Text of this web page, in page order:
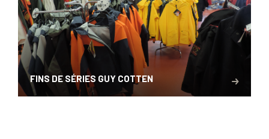
FINS DE SÉRIES GUY COTTEN